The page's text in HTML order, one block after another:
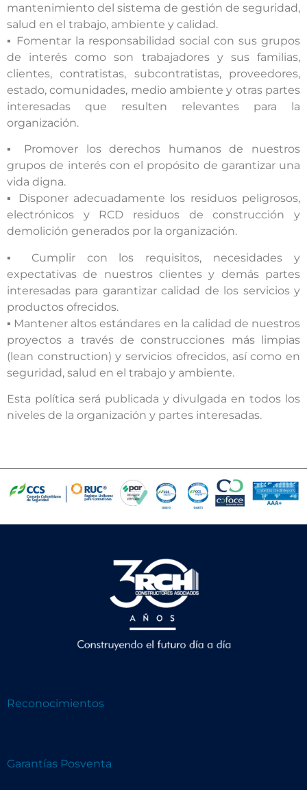
mantenimiento del sistema de gestión de seguridad,
salud en el trabajo, ambiente y calidad.
▪ Fomentar la responsabilidad social con sus grupos
de interés como son trabajadores y sus familias,
clientes, contratistas, subcontratistas, proveedores,
estado, comunidades, medio ambiente y otras partes
interesadas que resulten relevantes para la
organización.
▪ Promover los derechos humanos de nuestros
grupos de interés con el propósito de garantizar una
vida digna.
▪ Disponer adecuadamente los residuos peligrosos,
electrónicos y RCD residuos de construcción y
demolición generados por la organización.
▪ Cumplir con los requisitos, necesidades y
expectativas de nuestros clientes y demás partes
interesadas para garantizar calidad de los servicios y
productos ofrecidos.
▪ Mantener altos estándares en la calidad de nuestros
proyectos a través de construcciones más limpias
(lean construction) y servicios ofrecidos, así como en
seguridad, salud en el trabajo y ambiente.
Esta política será publicada y divulgada en todos los
niveles de la organización y partes interesadas.
Reconocimientos
Garantías Posventa